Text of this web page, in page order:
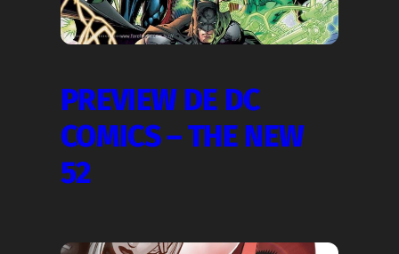
PREVIEW DE DC
COMICS – THE NEW
52